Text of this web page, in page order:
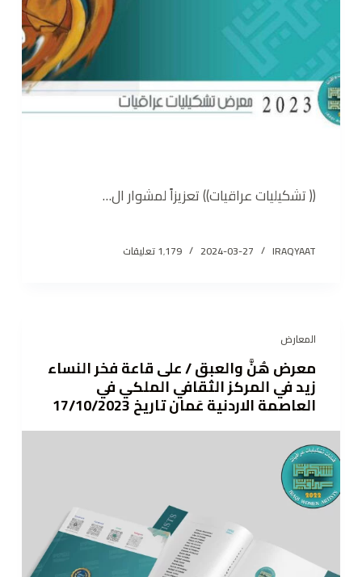
(( تشكيليات عراقيات)) تعزيزاً لمشوار ال…
IRAQYAAT
2024-03-27 1٬179 تعليقات
المعارض
معرض هُنَّ والعبق / على قاعة فخر النساء
زيد في المركز الثقافي الملكي في
العاصمة الاردنية عَمان تاريخ 17/10/2023